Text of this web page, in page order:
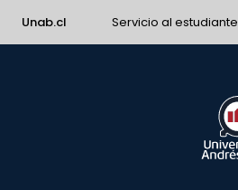
Unab.cl Servicio al estudiante